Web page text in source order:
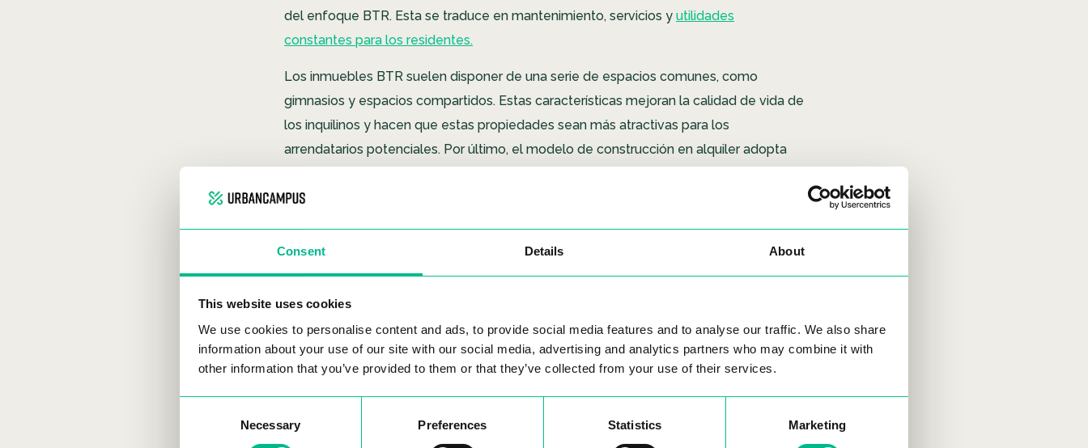
Consent Details About
This website uses cookies
We use cookies to personalise content and ads, to provide social media features and to analyse our traffic. We also share
information about your use of our site with our social media, advertising and analytics partners who may combine it with
other information that you’ve provided to them or that they’ve collected from your use of their services.
Necessary Preferences Statistics Marketing
del enfoque BTR. Esta se traduce en mantenimiento, servicios y utilidades
constantes para los residentes.
Los inmuebles BTR suelen disponer de una serie de espacios comunes, como
gimnasios y espacios compartidos. Estas características mejoran la calidad de vida de
los inquilinos y hacen que estas propiedades sean más atractivas para los
arrendatarios potenciales. Por último, el modelo de construcción en alquiler adopta
ingresos por alquiler constantes a lo largo del tiempo, en lugar de perseguir
¿Por qué el Build to Rent es una tendencia
en crecimiento?